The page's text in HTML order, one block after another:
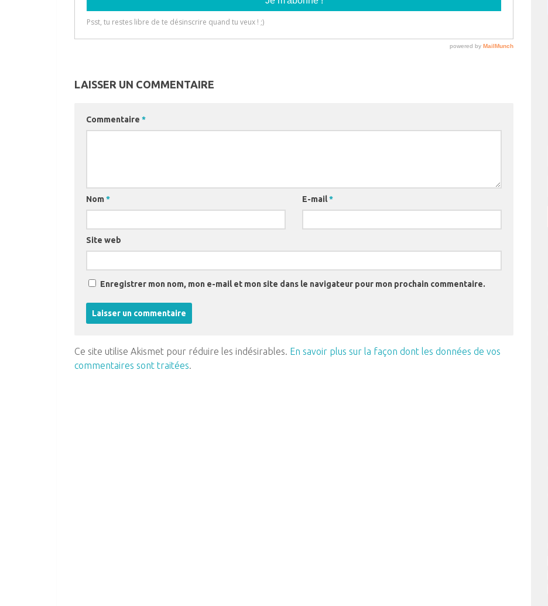
LAISSER UN COMMENTAIRE
Commentaire *
Nom * E-mail*
Site web
Enregistrer mon nom, mon e-mail et mon site dans le navigateur pour mon prochain commentaire.
Ce site utilise Akismet pour réduire les indésirables. En savoir plus sur la façon dont les données de vos
commentaires sont traitées.